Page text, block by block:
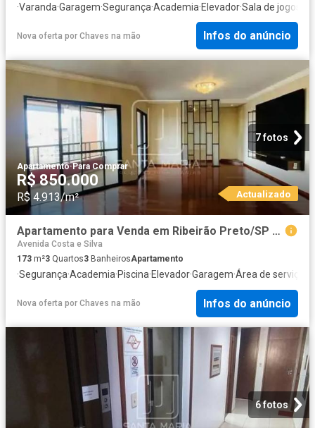
·Varanda·Garagem·Segurança·Academia·Elevador·Sala de jogos
Nova oferta por Chaves na mão Infos do anúncio
7 fotos
Apartamento·Para Comprar
R$ 850.000
R$ 4.913/m² Actualizado
Apartamento para Venda em Ribeirão Preto/SP Centro 3 Quartos
Avenida Costa e Silva
173 m²3 Quartos3 BanheirosApartamento
·Segurança·Academia·Piscina·Elevador·Garagem·Área de serviço
Nova oferta por Chaves na mão Infos do anúncio
6 fotos